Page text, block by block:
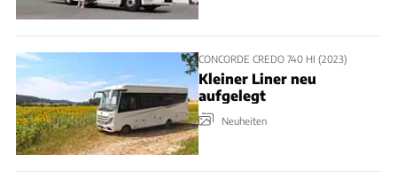
CONCORDE CREDO 740 HI (2023)
Kleiner Liner neu
aufgelegt
Neuheiten